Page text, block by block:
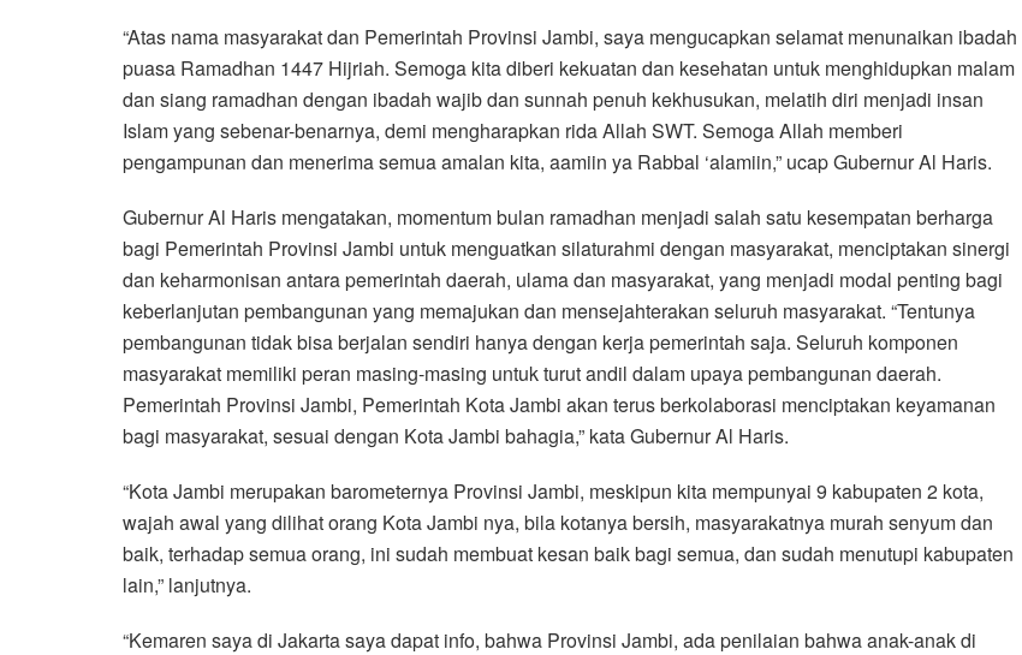
“Atas nama masyarakat dan Pemerintah Provinsi Jambi, saya mengucapkan selamat menunaikan ibadah
puasa Ramadhan 1447 Hijriah. Semoga kita diberi kekuatan dan kesehatan untuk menghidupkan malam
dan siang ramadhan dengan ibadah wajib dan sunnah penuh kekhusukan, melatih diri menjadi insan
Islam yang sebenar-benarnya, demi mengharapkan rida Allah SWT. Semoga Allah memberi
pengampunan dan menerima semua amalan kita, aamiin ya Rabbal ‘alamiin,” ucap Gubernur Al Haris.
Gubernur Al Haris mengatakan, momentum bulan ramadhan menjadi salah satu kesempatan berharga
bagi Pemerintah Provinsi Jambi untuk menguatkan silaturahmi dengan masyarakat, menciptakan sinergi
dan keharmonisan antara pemerintah daerah, ulama dan masyarakat, yang menjadi modal penting bagi
keberlanjutan pembangunan yang memajukan dan mensejahterakan seluruh masyarakat. “Tentunya
pembangunan tidak bisa berjalan sendiri hanya dengan kerja pemerintah saja. Seluruh komponen
masyarakat memiliki peran masing-masing untuk turut andil dalam upaya pembangunan daerah.
Pemerintah Provinsi Jambi, Pemerintah Kota Jambi akan terus berkolaborasi menciptakan keyamanan
bagi masyarakat, sesuai dengan Kota Jambi bahagia,” kata Gubernur Al Haris.
“Kota Jambi merupakan barometernya Provinsi Jambi, meskipun kita mempunyai 9 kabupaten 2 kota,
wajah awal yang dilihat orang Kota Jambi nya, bila kotanya bersih, masyarakatnya murah senyum dan
baik, terhadap semua orang, ini sudah membuat kesan baik bagi semua, dan sudah menutupi kabupaten
lain,” lanjutnya.
“Kemaren saya di Jakarta saya dapat info, bahwa Provinsi Jambi, ada penilaian bahwa anak-anak di